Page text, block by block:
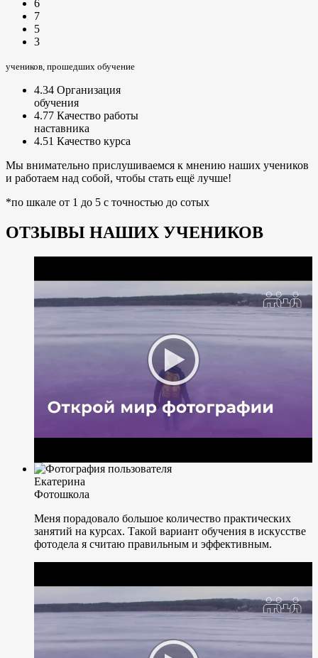
6
7
5
3
учеников, прошедших обучение
4.34 Организация
обучения
4.77 Качество работы
наставника
4.51 Качество курса
Мы внимательно прислушиваемся к мнению наших учеников
и работаем над собой, чтобы стать ещё лучше!
*по шкале от 1 до 5 с точностью до сотых
ОТЗЫВЫ НАШИХ УЧЕНИКОВ
Екатерина
Фотошкола
Меня порадовало большое количество практических
занятий на курсах. Такой вариант обучения в искусстве
фотодела я считаю правильным и эффективным.